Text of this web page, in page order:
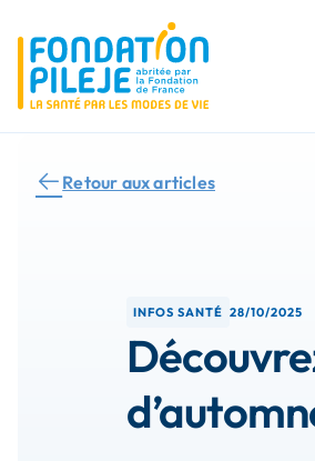
Retour aux articles
INFOS SANTÉ 28/10/2025